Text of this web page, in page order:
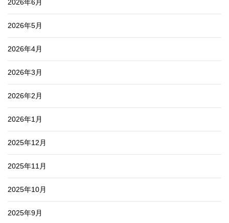
2026年6月
2026年5月
2026年4月
2026年3月
2026年2月
2026年1月
2025年12月
2025年11月
2025年10月
2025年9月